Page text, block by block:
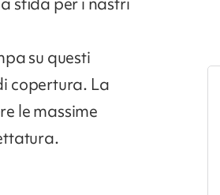
su questi
copertura. La
le massime